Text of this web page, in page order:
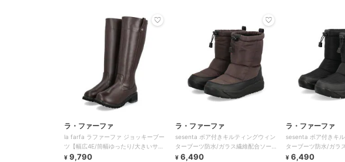
ラ・ファーファ
la farfa ラファーファ ジョッキーブー
ツ【幅広4E/筒幅ゆったり/大きいサイ
ズ】
¥ 9,790
ラ・ファーファ
sesenta ボア付きキルティングウィン
ターブーツ防水/ガラス繊維配合ソー
ル/幅広/防寒
¥ 6,490
ラ・ファーファ
sesenta ボア付きキ
ターブーツ防水/ガラ
ル/幅広/防寒
¥ 6,490